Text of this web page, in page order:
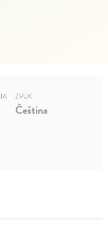
ZVUK
Čeština